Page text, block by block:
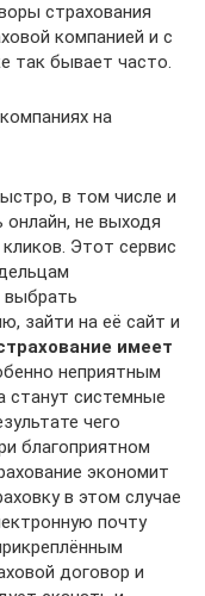
страхования
компанией и с
так бывает часто.
на
в том числе и
не выходя
Этот сервис
выбрать
зайти на её сайт и
имеет
неприятным
станут системные
чего
благоприятном
экономит
в этом случае
почту
договор и